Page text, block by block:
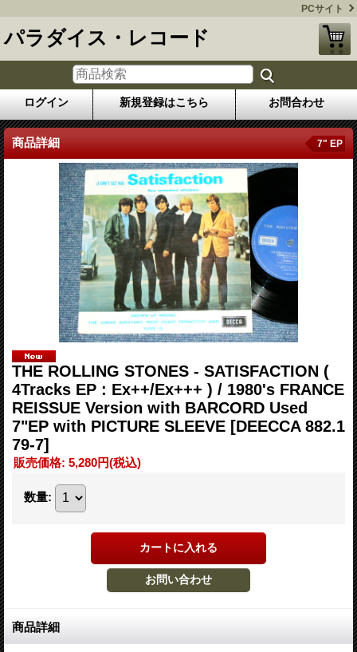
PCサイト
パラダイス・レコード
ログイン 新規登録はこちら お問合わせ
商品詳細 7" EP
THE ROLLING STONES - SATISFACTION (
4Tracks EP : Ex++/Ex+++ ) / 1980's FRANCE
REISSUE Version with BARCORD Used
7"EP with PICTURE SLEEVE [DEECCA 882.1
79-7]
販売価格: 5,280円(税込)
数量:
商品詳細